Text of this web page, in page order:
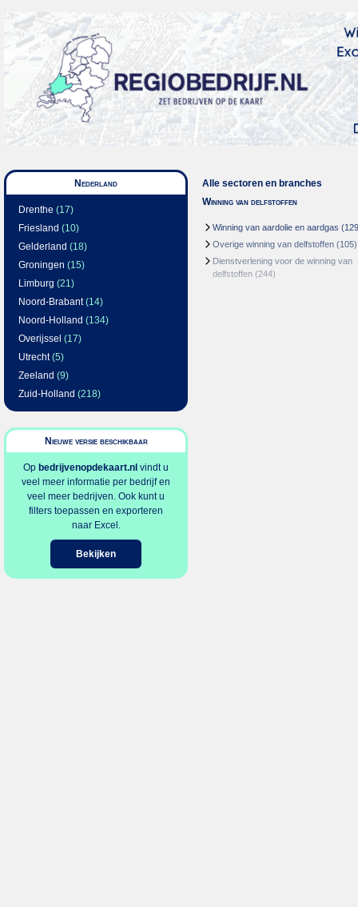
Nederland
Drenthe (17)
Friesland (10)
Gelderland (18)
Groningen (15)
Limburg (21)
Noord-Brabant(14)
Noord-Holland (134)
Overijssel (17)
Utrecht(5)
Zeeland (9)
Zuid-Holland (218)
Nieuwe versie beschikbaar
Op bedrijvenopdekaart.nl vindt u
veel meer informatie per bedrijf en
veel meer bedrijven. Ook kunt u
filters toepassen en exporteren
naar Excel.
Bekijken
Alle sectoren en branches
Winning van delfstoffen
Winning van aardolie en aardgas
Overige winning van delfstoffen (105)
Dienstverlening voor de winning van
delfstoffen (244)